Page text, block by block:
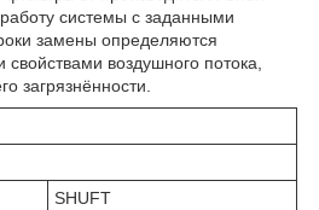
системы с заданными
замены определяются
воздушного потока,
загрязнённости.
SHUFT